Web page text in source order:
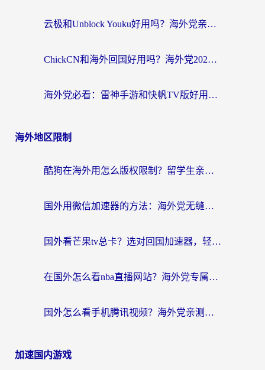
云极和Unblock Youku好用吗？海外党亲测+2026回国加速器避坑指南
ChickCN和海外回国好用吗？海外党2026亲测：从手游到影音，选对加速器的3个关键
海外党必看：雷神手游和快帆TV版好用吗？3步选对回国加速器不踩坑
海外地区限制
酷狗在海外用怎么版权限制？留学生亲测：3步解决听国内音乐难题
国外用微信加速器的方法：海外党无缝连接国内生活的实用指南
国外看芒果tv总卡？选对回国加速器，轻松追《浪姐》不费劲
在国外怎么看nba直播网站？海外党专属体育观赛指南，告别地区限制！
国外怎么看手机腾讯视频？海外党亲测有效的追剧加速器选择指南
加速国内游戏